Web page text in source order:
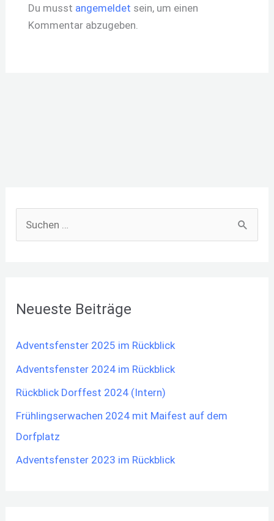
Du musst angemeldet sein, um einen
Kommentar abzugeben.
e
n
a
c
h
:
Neueste Beiträge
Adventsfenster 2025 im Rückblick
Adventsfenster 2024 im Rückblick
Rückblick Dorffest 2024 (Intern)
Frühlingserwachen 2024 mit Maifest auf dem
Dorfplatz
Adventsfenster 2023 im Rückblick